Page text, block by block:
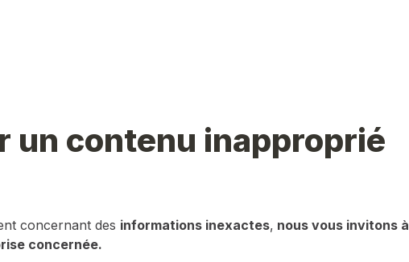
un contenu inapproprié
concernant des informations inexactes, nous vous invitons à
concernée.